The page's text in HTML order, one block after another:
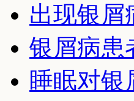
出现银屑
银屑病患
睡眠对银